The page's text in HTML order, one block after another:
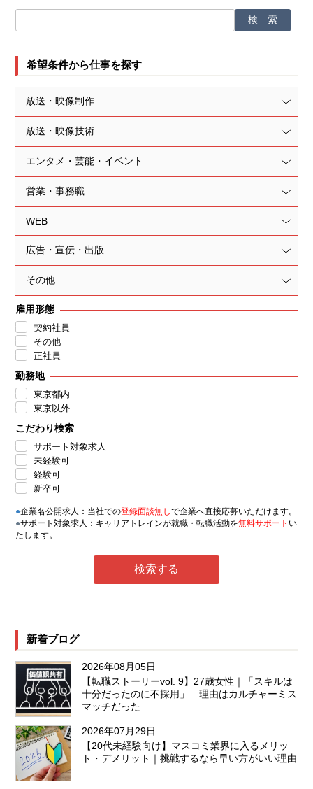
希望条件から仕事を探す
放送・映像制作
放送・映像技術
エンタメ・芸能・イベント
営業・事務職
WEB
広告・宣伝・出版
その他
雇用形態
契約社員
その他
正社員
勤務地
東京都内
東京以外
こだわり検索
サポート対象求人
未経験可
経験可
新卒可
●企業名公開求人：当社での登録面談無しで企業へ直接応募いただけます。
●サポート対象求人：キャリアトレインが就職・転職活動を無料サポート い
たします。
新着ブログ
2026年08月05日
【転職ストーリーvol. 9】27歳女性｜「スキルは
十分だったのに不採用」…理由はカルチャーミス
マッチだった
2026年07月29日
【20代未経験向け】マスコミ業界に入るメリッ
ト・デメリット｜挑戦するなら早い方がいい理由